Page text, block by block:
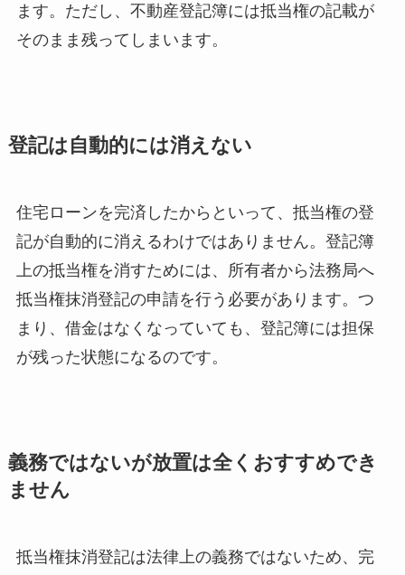
ます。ただし、不動産登記簿には抵当権の記載が
そのまま残ってしまいます。
登記は自動的には消えない
住宅ローンを完済したからといって、抵当権の登
記が自動的に消えるわけではありません。登記簿
上の抵当権を消すためには、所有者から法務局へ
抵当権抹消登記の申請を行う必要があります。つ
まり、借金はなくなっていても、登記簿には担保
が残った状態になるのです。
義務ではないが放置は全くおすすめでき
ません
抵当権抹消登記は法律上の義務ではないため、完